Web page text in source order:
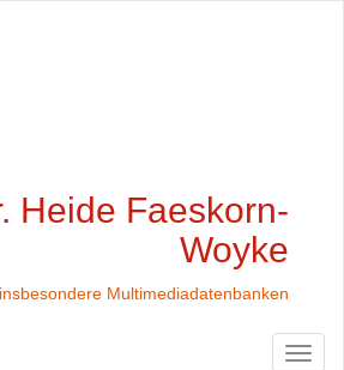
Heide Faeskorn-
Woyke
Multimediadatenbanken